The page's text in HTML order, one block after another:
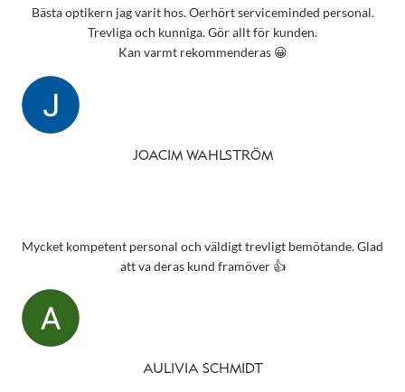
Bästa optikern jag varit hos. Oerhört serviceminded personal.
Trevliga och kunniga. Gör allt för kunden.
Kan varmt rekommenderas 😀
JOACIM WAHLSTRÖM
Mycket kompetent personal och väldigt trevligt bemötande. Glad
att va deras kund framöver 👍
AULIVIA SCHMIDT